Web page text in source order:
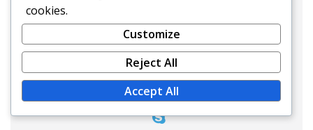
komandām maksimāli
izmantot savu potenciālu
laukumā.
cookies.
Customize
Reject All
Accept All